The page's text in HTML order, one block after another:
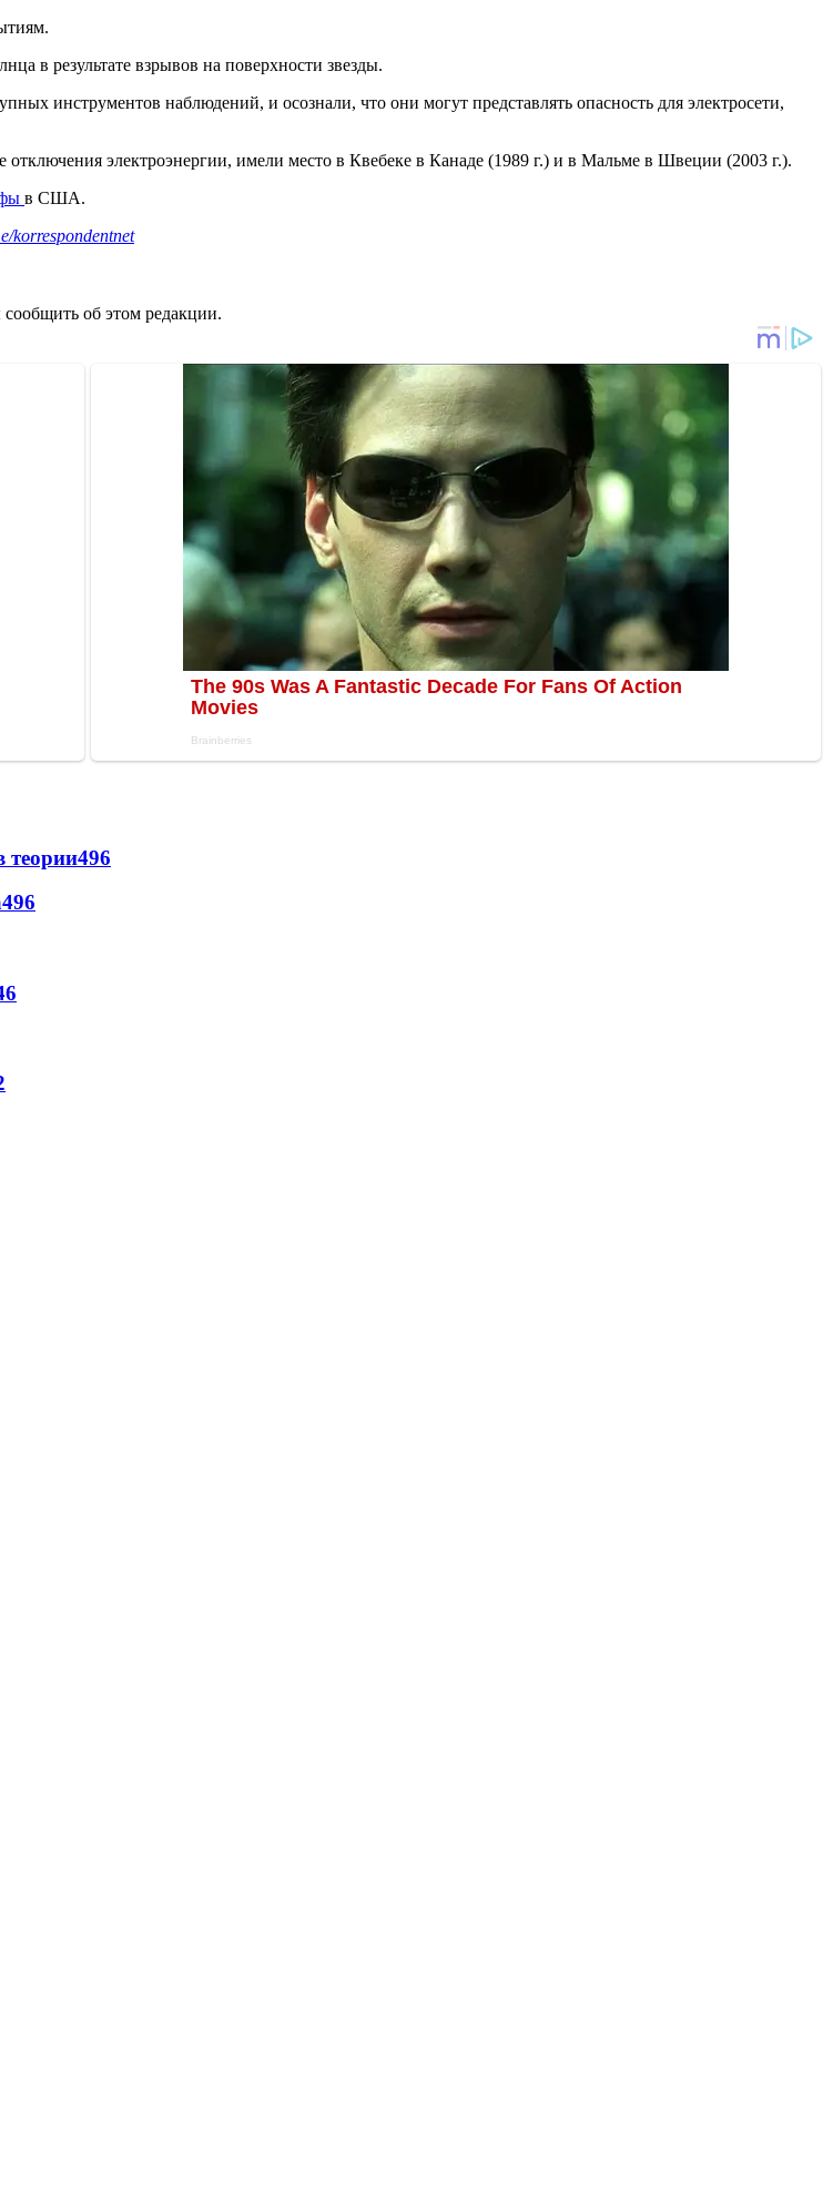
в результате взрывов на поверхности звезды.
инструментов наблюдений, и осознали, что они могут представлять опасность для электросети,
электроэнергии, имели место в Квебеке в Канаде (1989 г.) и в Мальме в Швеции (2003 г.).
в США.
korrespondentnet
об этом редакции.
теории496
496